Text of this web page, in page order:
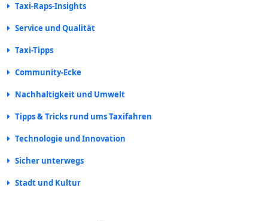
Taxi-Raps-Insights
Service und Qualität
Taxi-Tipps
Community-Ecke
Nachhaltigkeit und Umwelt
Tipps & Tricks rund ums Taxifahren
Technologie und Innovation
Sicher unterwegs
Stadt und Kultur